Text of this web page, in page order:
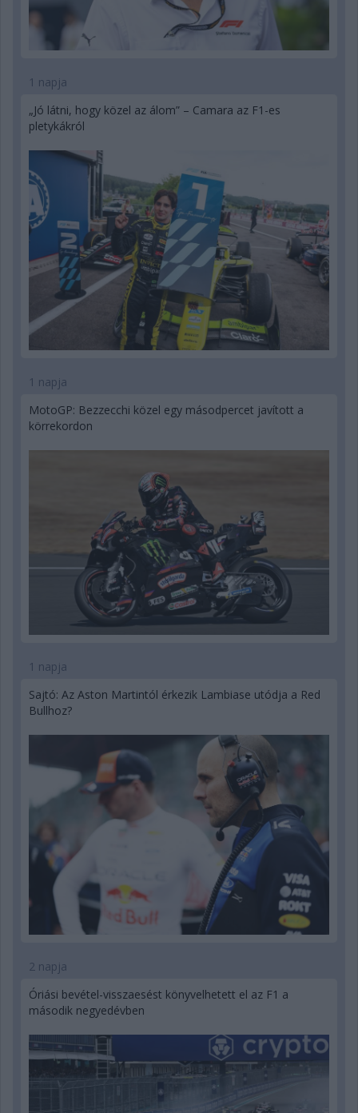
1 napja
„Jó látni, hogy közel az álom” – Camara az F1-es
pletykákról
1 napja
MotoGP: Bezzecchi közel egy másodpercet javított a
körrekordon
1 napja
Sajtó: Az Aston Martintól érkezik Lambiase utódja a Red
Bullhoz?
2 napja
Óriási bevétel-visszaesést könyvelhetett el az F1 a
második negyedévben